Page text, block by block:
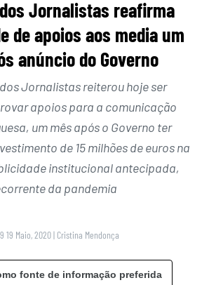
Jornalistas reafirma
de apoios aos media um
anúncio do Governo
Jornalistas reiterou hoje ser
apoios para a comunicação
um mês após o Governo ter
de 15 milhões de euros na
institucional antecipada,
da pandemia
19 Maio, 2020 | Cristina Mendonça
fonte de informação preferida